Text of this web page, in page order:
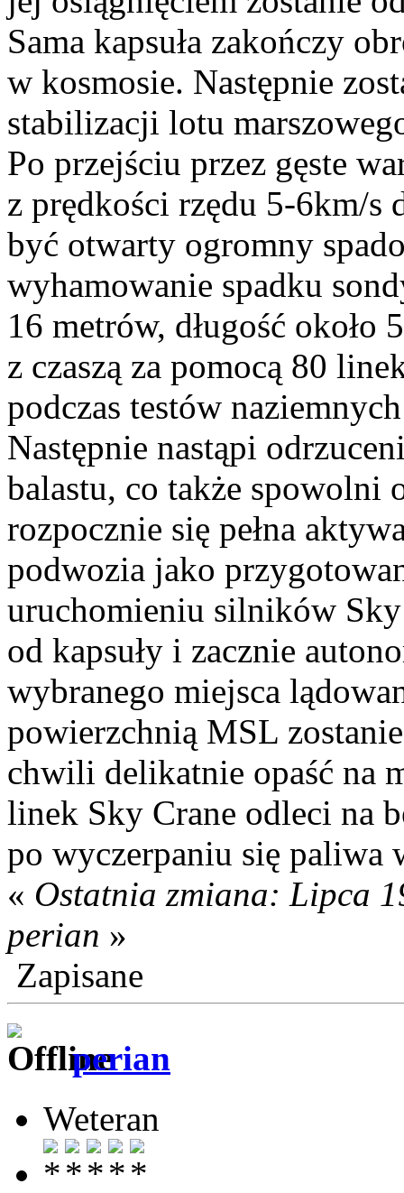
Sama kapsuła zakończy
w kosmosie. Następnie
stabilizacji lotu
Po przejściu przez gęste
z prędkości rzędu 5-6km/s
być otwarty ogromny
wyhamowanie spadku
16 metrów, długość około
z czaszą za pomocą 80
podczas testów
Następnie nastąpi
balastu, co także spowolni
rozpocznie się pełna
podwozia jako
uruchomieniu silników Sky
od kapsuły i zacznie
wybranego miejsca
powierzchnią MSL
chwili delikatnie opaść na
linek Sky Crane odleci na
po wyczerpaniu się paliwa
« Ostatnia zmiana: Lipca
perian »
Zapisane
perian
Weteran